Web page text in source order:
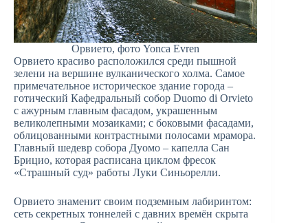
Орвието, фото Yonca Evren
Орвието красиво расположился среди пышной
зелени на вершине вулканического холма. Самое
примечательное историческое здание города –
готический Кафедральный собор Duomo di Orvieto
с ажурным главным фасадом, украшенным
великолепными мозаиками; с боковыми фасадами,
облицованными контрастными полосами мрамора.
Главный шедевр собора Дуомо – капелла Сан
Брицио, которая расписана циклом фресок
«Страшный суд» работы Луки Синьорелли.
Орвието знаменит своим подземным лабиринтом:
сеть секретных тоннелей с давних времён скрыта